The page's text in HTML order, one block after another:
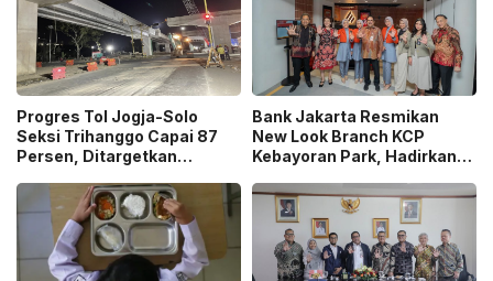
Progres Tol Jogja-Solo
Seksi Trihanggo Capai 87
Persen, Ditargetkan
Bawen Agustus 2026
Bank Jakarta Resmikan
New Look Branch KCP
Kebayoran Park, Hadirkan
Modern